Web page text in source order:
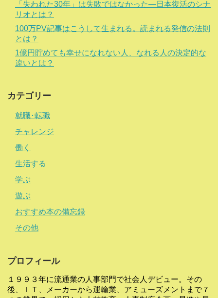
「失われた30年」は失敗ではなかった―日本復活のシナ
リオとは？
100万PV記事はこうして生まれる。読まれる発信の法則
とは？
1億円貯めても幸せになれない人、なれる人の決定的な
違いとは？
カテゴリー
就職･転職
チャレンジ
働く
生活する
学ぶ
遊ぶ
おすすめ本の備忘録
その他
プロフィール
１９９３年に流通業の人事部門で社会人デビュー。その
後、ＩＴ、メーカーから運輸業、アミューズメントまで７